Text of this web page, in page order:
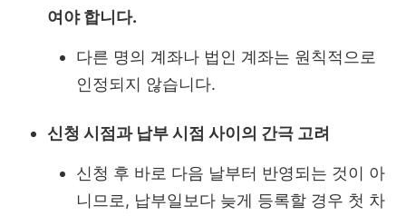
여야 합니다.
다른 명의 계좌나 법인 계좌는 원칙적으로
인정되지 않습니다.
신청 시점과 납부 시점 사이의 간극 고려
신청 후 바로 다음 날부터 반영되는 것이 아
니므로, 납부일보다 늦게 등록할 경우 첫 차